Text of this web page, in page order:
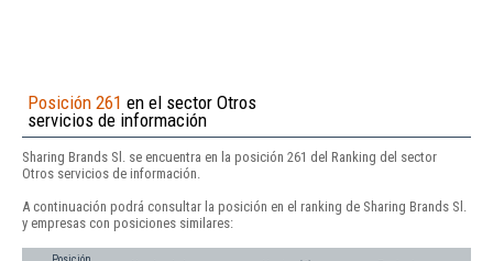
Posición 261 en el sector Otros
servicios de información
Sharing Brands Sl. se encuentra en la posición 261 del Ranking del sector
Otros servicios de información.
A continuación podrá consultar la posición en el ranking de Sharing Brands Sl.
y empresas con posiciones similares: